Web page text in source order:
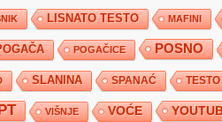
LISNATO TESTO MAFINI
POGAČICE POSNO
SLANINA SPANAĆ TESTO
VIŠNJE VOĆE